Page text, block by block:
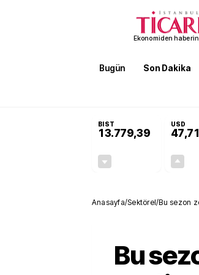
Ekonomiden
Bugün Son Dakika
BIST
13.779,39
USD
47,71
Anasayfa/Sektörel/Bu sezon
Bu